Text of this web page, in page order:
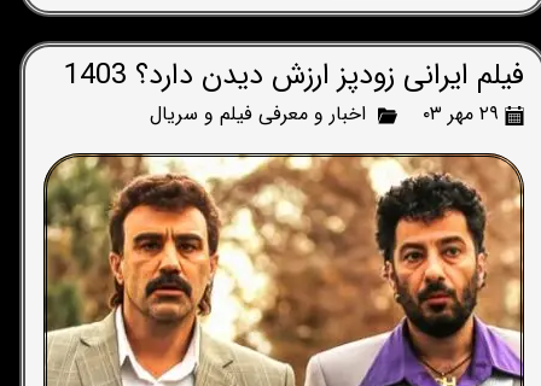
فیلم ایرانی زودپز ارزش دیدن دارد؟ 1403
۲۹ مهر ۰۳ اخبار و معرفی فیلم و سریال